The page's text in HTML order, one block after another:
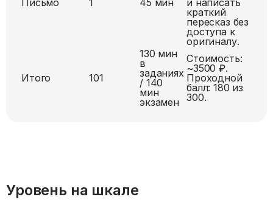
Письмо 1 45 мин
и написать
краткий
пересказ без
доступа к
оригиналу.
Итого 101
130 мин
в
заданиях
/ 140
мин
экзамен
Стоимость:
~3500 ₽.
Проходной
балл:180 из
300.
Уровень на шкале